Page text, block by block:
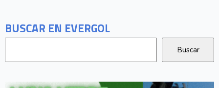
BUSCAR EN EVERGOL